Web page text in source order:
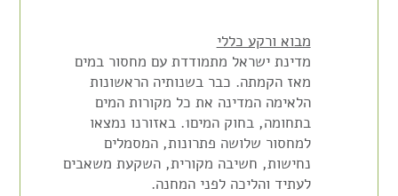
מבוא ורקע כללי
מדינת ישראל מתמודדת עם מחסור במים
מאז הקמתה. כבר בשנותיה הראשונות
הלאימה המדינה את כל מקורות המים
בתחומה, בחוק המים1
. באזורנו נמצאו
למחסור שלושה פתרונות, המסמלים
נחישות, חשיבה מקורית, השקעת משאבים
לעתיד והליכה לפני המחנה.